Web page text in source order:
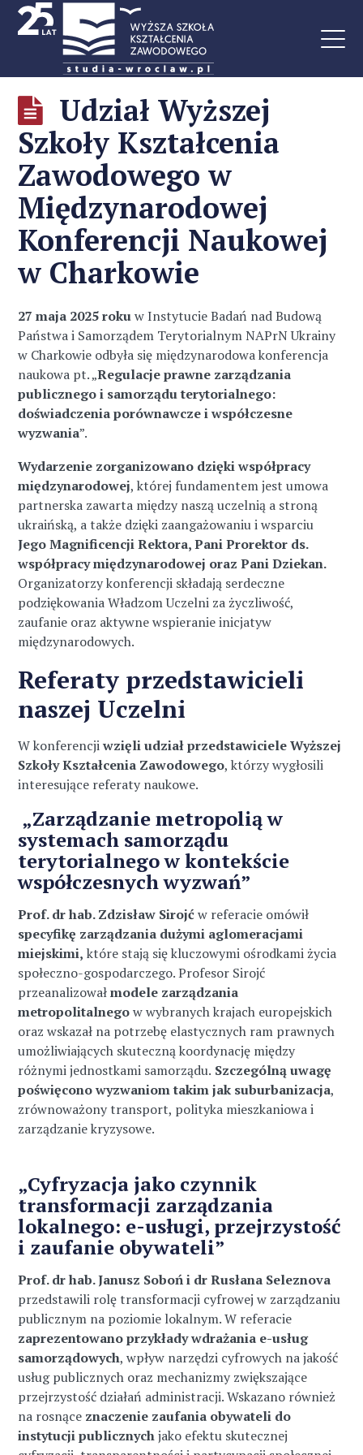
Udział Wyższej
Szkoły Kształcenia
Zawodowego w
Międzynarodowej
Konferencji Naukowej
w Charkowie
27 maja 2025 rokuw Instytucie Badań nad Budową
Państwa i Samorządem Terytorialnym NAPrN Ukrainy
w Charkowie odbyła się międzynarodowa konferencja
naukowa pt. „Regulacje prawne zarządzania
publicznego i samorządu terytorialnego:
doświadczenia porównawcze i współczesne
wyzwania”.
Wydarzenie zorganizowano dzięki współpracy
międzynarodowej, której fundamentem jest umowa
partnerska zawarta między naszą uczelnią a stroną
ukraińską, a także dzięki zaangażowaniu i wsparciu
Jego Magnificencji Rektora, Pani Prorektor ds.
współpracy międzynarodowej oraz Pani Dziekan.
Organizatorzy konferencji składają serdeczne
podziękowania Władzom Uczelni za życzliwość,
zaufanie oraz aktywne wspieranie inicjatyw
międzynarodowych.
Referaty przedstawicieli
naszej Uczelni
W konferencjiwzięli udział przedstawiciele Wyższej
Szkoły Kształcenia Zawodowego, którzy wygłosili
interesujące referaty naukowe.
„Zarządzanie metropolią w
systemach samorządu
terytorialnego w kontekście
współczesnych wyzwań”
Prof. dr hab. Zdzisław Sirojć w referacie omówił
specyfikę zarządzania dużymi aglomeracjami
miejskimi, które stają się kluczowymi ośrodkami życia
społeczno-gospodarczego. Profesor Sirojć
przeanalizowałmodele zarządzania
metropolitalnegow wybranych krajach europejskich
oraz wskazał na potrzebę elastycznych ram prawnych
umożliwiających skuteczną koordynację między
różnymi jednostkami samorządu. Szczególną uwagę
poświęcono wyzwaniom takim jak suburbanizacja,
zrównoważony transport, polityka mieszkaniowa i
zarządzanie kryzysowe.
„Cyfryzacja jako czynnik
transformacji zarządzania
lokalnego: e-usługi, przejrzystość
i zaufanie obywateli”
Prof. dr hab. Janusz Soboń i dr Rusłana Seleznova
przedstawili rolę transformacji cyfrowej w zarządzaniu
publicznym na poziomie lokalnym. W referacie
zaprezentowano przykłady wdrażania e-usług
samorządowych, wpływ narzędzi cyfrowych na jakość
usług publicznych oraz mechanizmy zwiększające
przejrzystość działań administracji. Wskazano również
na rosnące znaczenie zaufania obywateli do
instytucji publicznychjako efektu skutecznej